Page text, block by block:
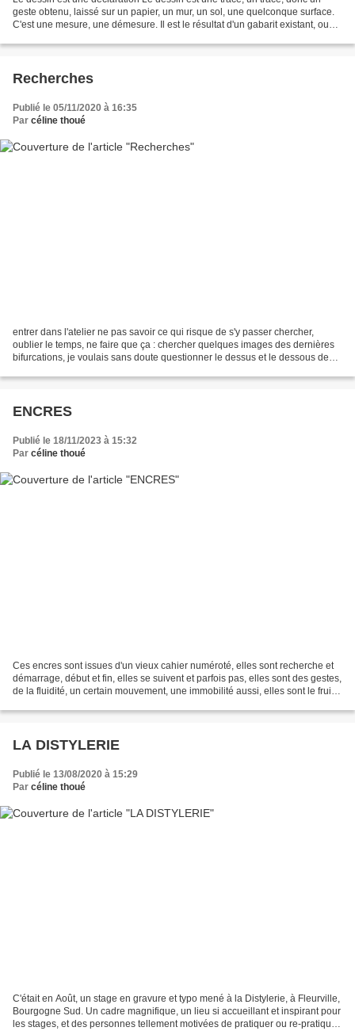
geste obtenu, laissé sur un papier, un mur, un sol, une quelconque surface.
C'est une mesure, une démesure. Il est le résultat d'un gabarit existant, ou
Recherches
Publié le 05/11/2020 à 16:35
Par céline thoué
entrer dans l'atelier ne pas savoir ce qui risque de s'y passer chercher,
oublier le temps, ne faire que ça : chercher quelques images des dernières
bifurcations, je voulais sans doute questionner le dessus et le dessous des
ENCRES
Publié le 18/11/2023 à 15:32
Par céline thoué
Ces encres sont issues d'un vieux cahier numéroté, elles sont recherche et
démarrage, début et fin, elles se suivent et parfois pas, elles sont des gestes,
de la fluidité, un certain mouvement, une immobilité aussi, elles sont le fruit
LA DISTYLERIE
Publié le 13/08/2020 à 15:29
Par céline thoué
C'était en Août, un stage en gravure et typo mené à la Distylerie, à Fleurville,
Bourgogne Sud. Un cadre magnifique, un lieu si accueillant et inspirant pour
les stages, et des personnes tellement motivées de pratiquer ou re-pratiquer